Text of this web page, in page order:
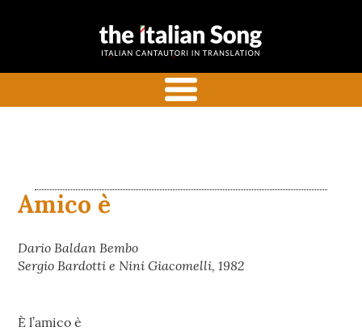
the italian
with commentaries
Amico è
Dario Baldan Bembo
Sergio Bardotti e Nini Giacomelli, 1982
È l’amico è